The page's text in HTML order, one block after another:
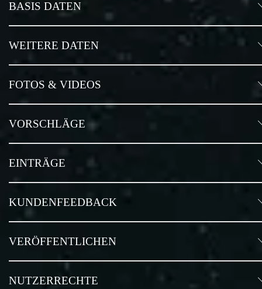
BASIS DATEN
WEITERE DATEN
FOTOS & VIDEOS
VORSCHLÄGE
EINTRÄGE
KUNDENFEEDBACK
VERÖFFENTLICHEN
NUTZERRECHTE